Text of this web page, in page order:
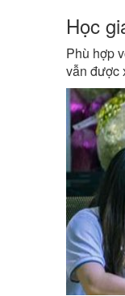
Học
Phù hợp
vẫn được